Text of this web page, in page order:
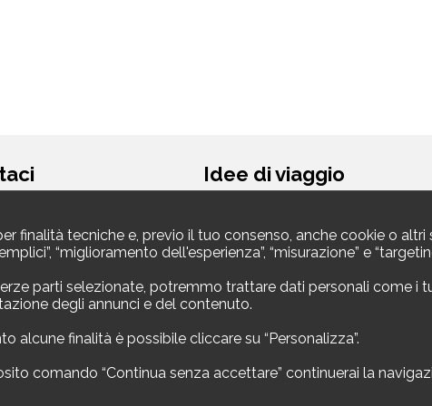
spa
8
11305210012
Idee di viaggio
Vacanza in montagna
Viaggi economici
Vacanze per famiglie
Vacanza da soli
Weekend
Link utili
Contatti
finalità tecniche e, previo il tuo consenso, anche cookie o
“miglioramento dell'esperienza”, “misurazione” e
parti selezionate, potremmo trattare dati personali come i
degli annunci e del contenuto.
alcune finalità è possibile cliccare su “Personalizza”.
comando “Continua senza accettare” continuerai la